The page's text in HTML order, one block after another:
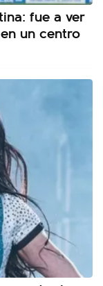
fue a ver
un centro